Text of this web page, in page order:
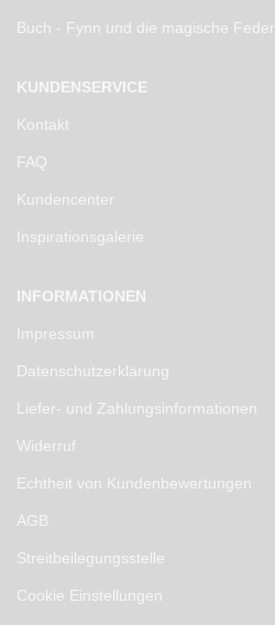
Buch - Fynn und die magische Feder
KUNDENSERVICE
Kontakt
FAQ
Kundencenter
Inspirationsgalerie
INFORMATIONEN
Impressum
Datenschutzerklärung
Liefer- und Zahlungsinformationen
Widerruf
Echtheit von Kundenbewertungen
AGB
Streitbeilegungsstelle
Cookie Einstellungen